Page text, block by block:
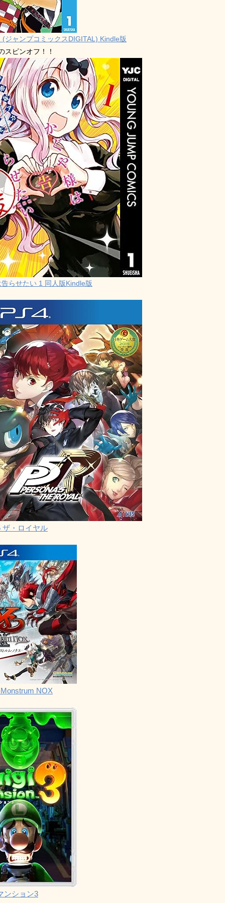
(ジャンプコミックスDIGITAL) Kindle版
スピンオフ！！
らせたい 1 同人版Kindle版
ザ・ロイヤル
NOX
ンション3